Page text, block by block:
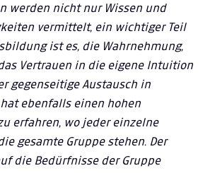
werden nicht nur Wissen und
vermittelt, ein wichtiger Teil
ist es, die Wahrnehmung,
Vertrauen in die eigene Intuition
gegenseitige Austausch in
ebenfalls einen hohen
erfahren, wo jeder einzelne
gesamte Gruppe stehen. Der
die Bedürfnisse der Gruppe